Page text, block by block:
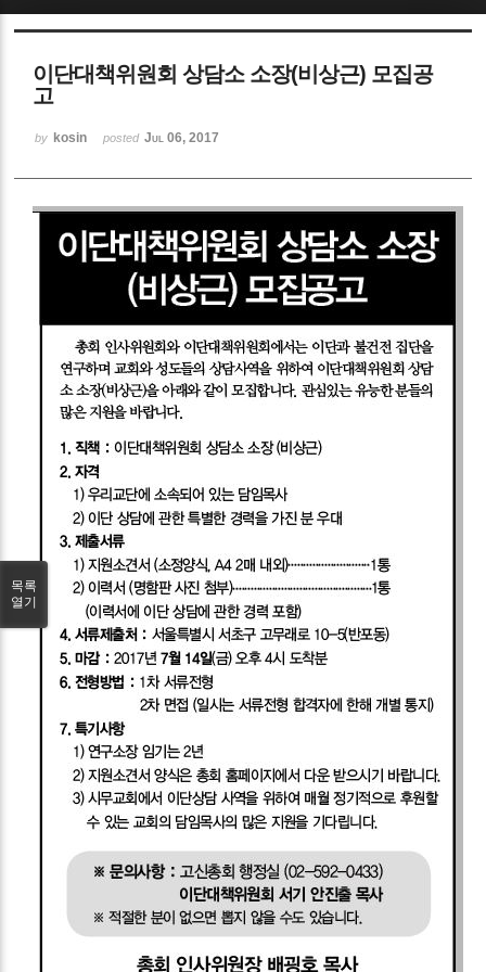
이단대책위원회 상담소 소장(비상근) 모집공
고
by kosin posted Jul 06, 2017
목록
열기
Sketchbook5, 스케치북5
Sketchbook5, 스케치북5